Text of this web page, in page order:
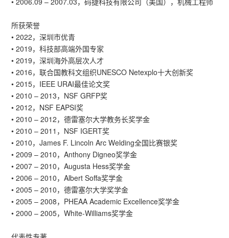
所获荣誉
• 2022，深圳市优青
• 2019，科技部高端外国专家
• 2019，深圳海外高层次人才
• 2016，联合国教科文组织UNESCO Netexplo十大创新奖
• 2015，IEEE URAI最佳论文奖
• 2010 – 2013，NSF GRFP奖
• 2012，NSF EAPSI奖
• 2010 – 2012，德雷塞尔大学教务长奖学金
• 2010 – 2011，NSF IGERT奖
• 2010，James F. Lincoln Arc Welding全国比赛银奖
• 2009 – 2010，Anthony Digneo奖学金
• 2007 – 2010，Augusta Hess奖学金
• 2006 – 2010，Albert Soffa奖学金
• 2005 – 2010，德雷塞尔大学奖学金
• 2005 – 2008，PHEAA Academic Excellence奖学金
• 2000 – 2005，White-Williams奖学金